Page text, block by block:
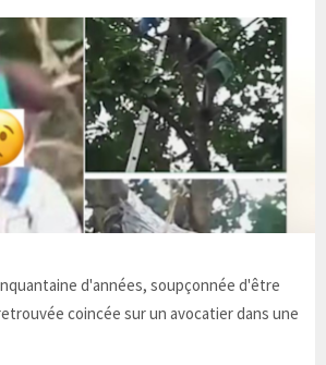
d'années, soupçonnée d'être
coincée sur un avocatier dans une